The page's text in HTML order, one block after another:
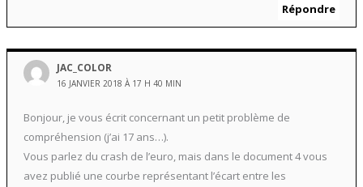
Répondre
JAC_COLOR
16 JANVIER 2018 À 17 H 40 MIN
Bonjour, je vous écrit concernant un petit problème de
compréhension (j’ai 17 ans…).
Vous parlez du crash de l’euro, mais dans le document 4 vous
avez publié une courbe représentant l’écart entre les